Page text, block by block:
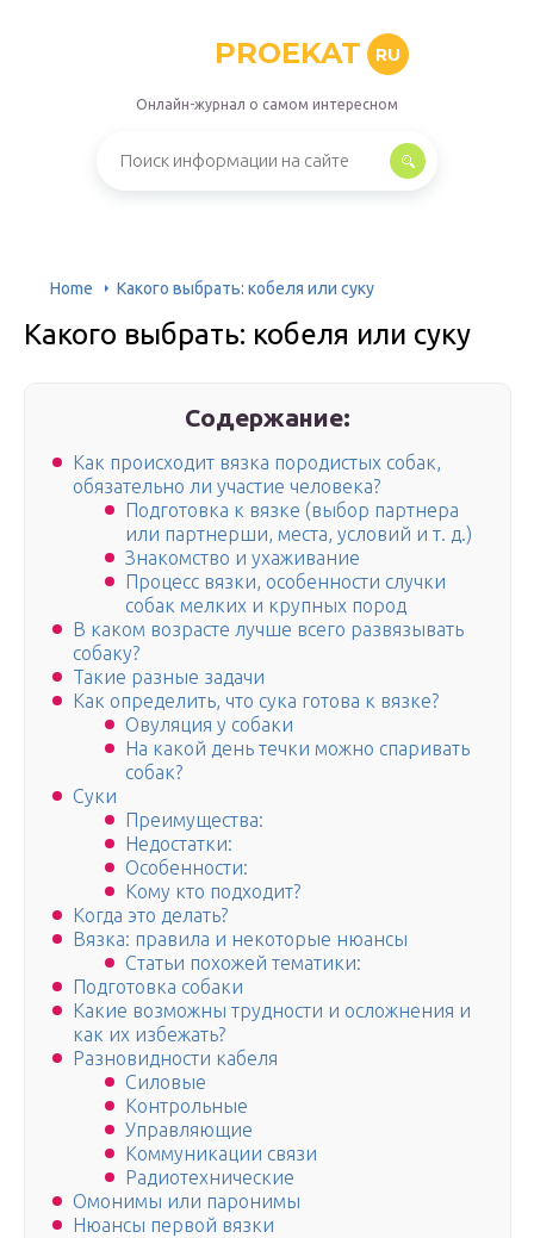
PROEKAT RU
Онлайн-журнал о самом интересном
Home Какого выбрать: кобеля или суку
Какого выбрать: кобеля или суку
Содержание:
Как происходит вязка породистых собак,
обязательно ли участие человека?
Подготовка к вязке (выбор партнера
или партнерши, места, условий и т. д.)
Знакомство и ухаживание
Процесс вязки, особенности случки
собак мелких и крупных пород
В каком возрасте лучше всего развязывать
собаку?
Такие разные задачи
Как определить, что сука готова к вязке?
Овуляция у собаки
На какой день течки можно спаривать
собак?
Суки
Преимущества:
Недостатки:
Особенности:
Кому кто подходит?
Когда это делать?
Вязка: правила и некоторые нюансы
Статьи похожей тематики:
Подготовка собаки
Какие возможны трудности и осложнения и
как их избежать?
Разновидности кабеля
Силовые
Контрольные
Управляющие
Коммуникации связи
Радиотехнические
Омонимы или паронимы
Нюансы первой вязки